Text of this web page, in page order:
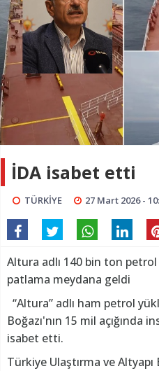
İDA isabet etti
TÜRKİYE 27 Mart 2026 -
Altura adlı 140 bin ton
patlama meydana geldi
“Altura” adlı ham petrol
Boğazı'nın 15 mil açığında
isabet etti.
Türkiye Ulaştırma ve